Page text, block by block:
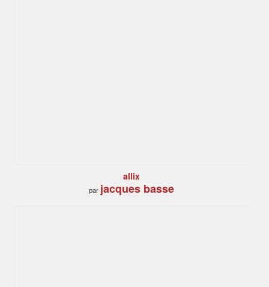
allix
par jacques basse